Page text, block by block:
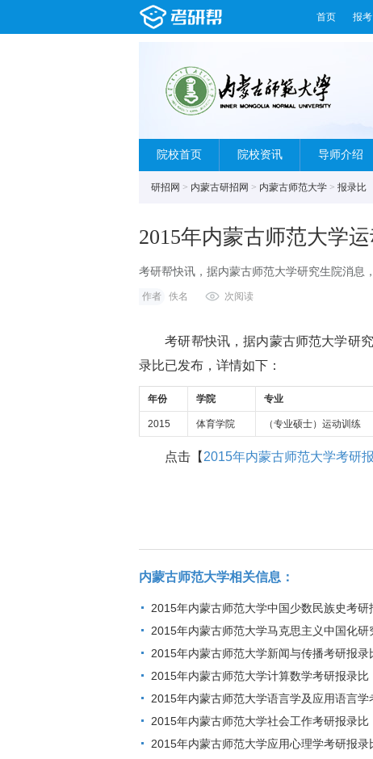
首页 报考
院校首页 院校资讯 导师介绍
研招网 > 内蒙古研招网 > 内蒙古师范大学 > 报录比
2015年内蒙古师范大学
考研帮快讯，据内蒙古师范大学研究生院消息
作者 佚名 次阅读
考研帮快讯，据内蒙古师范大学研究
录比已发布，详情如下：
年份 学院 专业
2015 体育学院 （专业硕士）运动训练
点击【 2015年内蒙古师范大学考研
内蒙古师范大学相关信息：
2015年内蒙古师范大学中国少数民族史考研
2015年内蒙古师范大学马克思主义中国化研
2015年内蒙古师范大学新闻与传播考研报录
2015年内蒙古师范大学计算数学考研报录比
2015年内蒙古师范大学语言学及应用语言学
2015年内蒙古师范大学社会工作考研报录比
2015年内蒙古师范大学应用心理学考研报录